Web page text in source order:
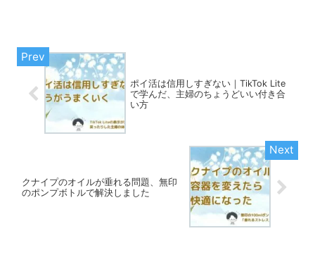
ポイ活は信用しすぎない｜TikTok Lite
で学んだ、主婦のちょうどいい付き合
い方
クナイプのオイルが垂れる問題、無印
のポンプボトルで解決しました